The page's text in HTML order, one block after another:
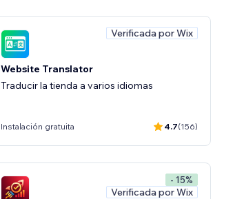
Verificada por Wix
Website Translator
Traducir la tienda a varios idiomas
Instalación gratuita 4.7(156)
- 15%
Verificada por Wix